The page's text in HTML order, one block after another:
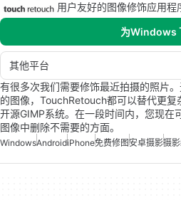
用户友好的图像修饰应用程
为Windows
其他平台
有很多次我们需要修饰最近拍摄的照片
的图像，TouchRetouch都可以替代更
开源GIMP系统。在一段时间内，您现在
图像中删除不需要的方面。
WindowsAndroidiPhone免费修图安卓摄影摄